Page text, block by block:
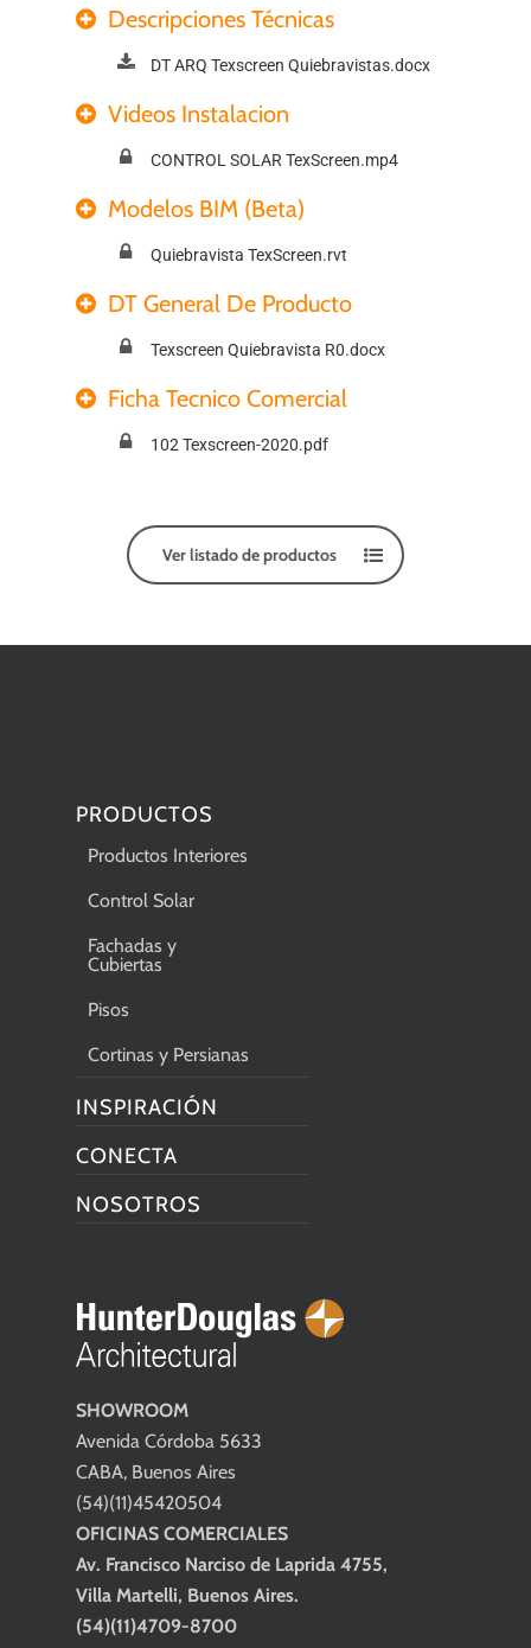
Descripciones Técnicas
DT ARQ Texscreen Quiebravistas.docx
Videos Instalacion
CONTROL SOLAR TexScreen.mp4
Modelos BIM (Beta)
Quiebravista TexScreen.rvt
DT General De Producto
Texscreen Quiebravista R0.docx
Ficha Tecnico Comercial
102 Texscreen-2020.pdf
Ver listado de productos
SHOWROOM
Avenida Córdoba 5633
CABA, Buenos Aires
(54)(11)45420504
OFICINAS COMERCIALES
Av. Francisco Narciso de Laprida 4755,
Villa Martelli, Buenos Aires.
(54)(11)4709-8700
PRODUCTOS
Productos Interiores
Control Solar
Fachadas y
Cubiertas
Pisos
Cortinas y Persianas
INSPIRACIÓN
CONECTA
NOSOTROS